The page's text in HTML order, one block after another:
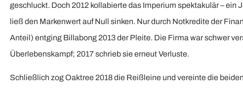
geschluckt. Doch 2012 kollabierte das Imperium spektakulär – ein
ließ den Markenwert auf Null sinken. Nur durch Notkredite der
Anteil) entging Billabong 2013 der Pleite. Die Firma war schwer
Überlebenskampf; 2017 schrieb sie erneut Verluste.
Schließlich zog Oaktree 2018 die Reißleine und vereinte die